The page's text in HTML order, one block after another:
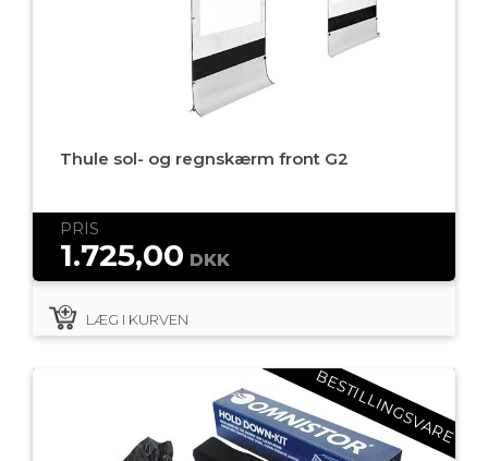
Thule sol- og regnskærm front G2
PRIS
1.725,00 DKK
LÆG I KURVEN
BESTILLINGSVARE